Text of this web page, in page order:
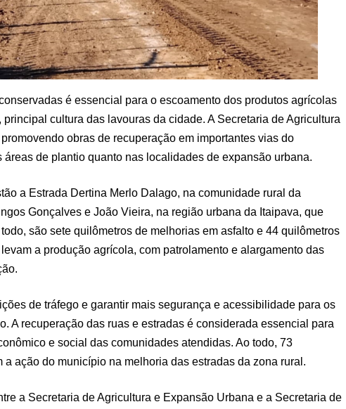
é essencial para o escoamento dos produtos agrícolas
cultura das lavouras da cidade. A Secretaria de Agricultura
obras de recuperação em importantes vias do
de plantio quanto nas localidades de expansão urbana.
a Estrada Dertina Merlo Dalago, na comunidade rural da
Gonçalves e João Vieira, na região urbana da Itaipava, que
são sete quilômetros de melhorias em asfalto e 44 quilômetros
a produção agrícola, com patrolamento e alargamento das
de tráfego e garantir mais segurança e acessibilidade para os
A recuperação das ruas e estradas é considerada essencial para
e social das comunidades atendidas. Ao todo, 73
ação do município na melhoria das estradas da zona rural.
a Secretaria de Agricultura e Expansão Urbana e a Secretaria de